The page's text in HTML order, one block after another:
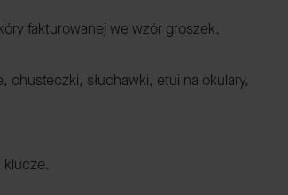
fakturowanej we wzór groszek.
chusteczki, słuchawki, etui na okulary,
klucze.